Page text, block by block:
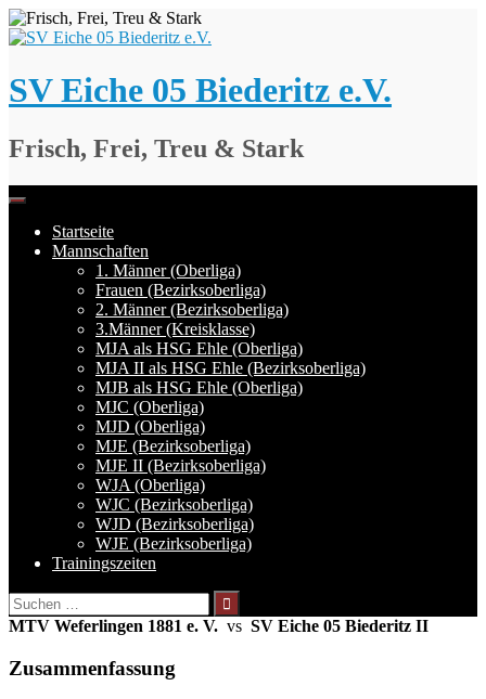
Springe
zum
SV Eiche 05 Biederitz e.V.
Frisch, Frei, Treu & Stark
Startseite
Mannschaften
1. Männer (Oberliga)
Frauen (Bezirksoberliga)
2. Männer (Bezirksoberliga)
3.Männer (Kreisklasse)
MJA als HSG Ehle (Oberliga)
MJA II als HSG Ehle (Bezirksoberliga)
MJB als HSG Ehle (Oberliga)
MJC (Oberliga)
MJD (Oberliga)
MJE (Bezirksoberliga)
MJE II (Bezirksoberliga)
WJA (Oberliga)
WJC (Bezirksoberliga)
WJD (Bezirksoberliga)
WJE (Bezirksoberliga)
Trainingszeiten
Suchen
nach:
MTV Weferlingen 1881 e. V. vs SV Eiche 05 Biederitz II
Zusammenfassung